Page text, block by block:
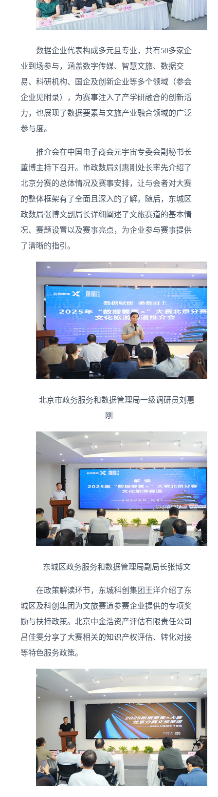
数据企业代表构成多元且专业，共有50多家企
业到场参与，涵盖数字传媒、智慧文旅、数据交
易、科研机构、国企及创新企业等多个领域（参会
企业见附录），为赛事注入了产学研融合的创新活
力，也展现了数据要素与文旅产业融合领域的广泛
参与度。
推介会在中国电子商会元宇宙专委会副秘书长
董博主持下召开。市政数局刘惠刚处长率先介绍了
北京分赛的总体情况及赛事安排，让与会者对大赛
的整体框架有了全面且深入的了解。随后，东城区
政数局张博文副局长详细阐述了文旅赛道的基本情
况、赛题设置以及赛事亮点，为企业参与赛事提供
了清晰的指引。
北京市政务服务和数据管理局一级调研员刘惠
刚
东城区政务服务和数据管理局副局长张博文
在政策解读环节，东城科创集团王洋介绍了东
城区及科创集团为文旅赛道参赛企业提供的专项奖
励与扶持政策。北京中金浩资产评估有限责任公司
吕佳雯分享了大赛相关的知识产权评估、转化对接
等特色服务政策。